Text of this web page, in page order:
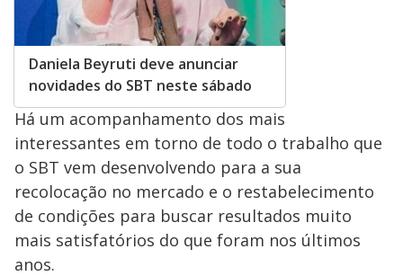
Daniela Beyruti deve anunciar
novidades do SBT neste sábado
Há um acompanhamento dos mais
interessantes em torno de todo o trabalho que
o SBT vem desenvolvendo para a sua
recolocação no mercado e o restabelecimento
de condições para buscar resultados muito
mais satisfatórios do que foram nos últimos
anos.